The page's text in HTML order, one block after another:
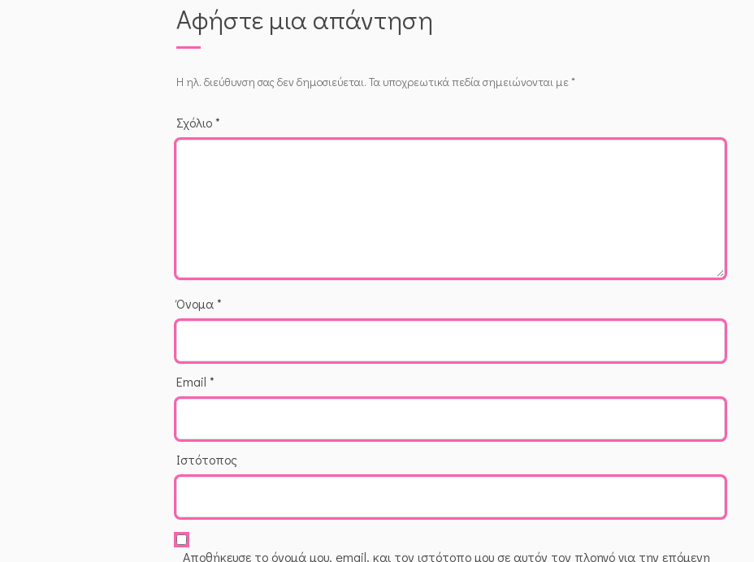
Αφήστε μια απάντηση
Η ηλ. διεύθυνση σας δεν δημοσιεύεται. Τα υποχρεωτικά πεδία σημειώνονται με*
Σχόλιο*
Όνομα*
Email *
Ιστότοπος
Αποθήκευσε το όνομά μου, email, και τον ιστότοπο μου σε αυτόν τον πλοηγό για την επόμενη